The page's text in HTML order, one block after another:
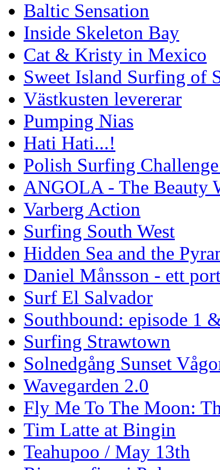
Baltic Sensation
Inside Skeleton Bay
Cat & Kristy in Mexico
Sweet Island Surfing of
Västkusten levererar
Pumping Nias
Hati Hati...!
Polish Surfing
ANGOLA - The Beauty
Varberg Action
Surfing South West
Hidden Sea and the
Daniel Månsson - ett
Surf El Salvador
Southbound: episode 1
Surfing Strawtown
Solnedgång Sunset
Wavegarden 2.0
Fly Me To The Moon:
Tim Latte at Bingin
Teahupoo / May 13th